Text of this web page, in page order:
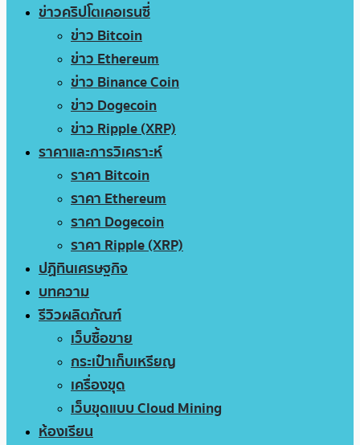
ข่าวคริปโตเคอเรนซี่
ข่าว Bitcoin
ข่าว Ethereum
ข่าว Binance Coin
ข่าว Dogecoin
ข่าว Ripple (XRP)
ราคาและการวิเคราะห์
ราคา Bitcoin
ราคา Ethereum
ราคา Dogecoin
ราคา Ripple (XRP)
ปฏิทินเศรษฐกิจ
บทความ
รีวิวผลิตภัณฑ์
เว็บซื้อขาย
กระเป๋าเก็บเหรียญ
เครื่องขุด
เว็บขุดแบบ Cloud Mining
ห้องเรียน